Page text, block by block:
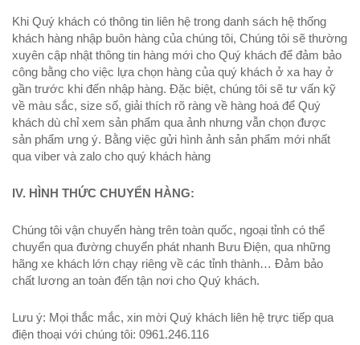
Khi Quý khách có thông tin liên hệ trong danh sách hệ thống
khách hàng nhập buôn hàng của chúng tôi, Chúng tôi sẽ thường
xuyên cập nhật thông tin hàng mới cho Quý khách để đảm bảo
công bằng cho việc lựa chọn hàng của quý khách ở xa hay ở
gần trước khi đến nhập hàng. Đặc biệt, chúng tôi sẽ tư vấn kỹ
về màu sắc, size số, giải thích rõ ràng về hàng hoá để Quý
khách dù chỉ xem sản phẩm qua ảnh nhưng vẫn chọn được
sản phẩm ưng ý. Bằng việc gửi hình ảnh sản phẩm mới nhất
qua viber và zalo cho quý khách hàng
IV. HÌNH THỨC CHUYỂN HÀNG:
Chúng tôi vận chuyển hàng trên toàn quốc, ngoại tỉnh có thể
chuyển qua đường chuyển phát nhanh Bưu Điện, qua những
hãng xe khách lớn chạy riêng về các tỉnh thành… Đảm bảo
chất lương an toàn đến tận nơi cho Quý khách.
Lưu ý: Mọi thắc mắc, xin mời Quý khách liên hệ trực tiếp qua
điện thoại với chúng tôi: 0961.246.116